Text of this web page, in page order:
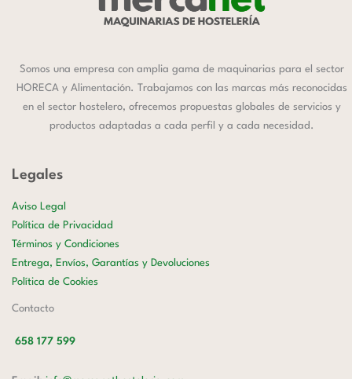
Somos una empresa con amplia gama de maquinarias para el sector
HORECA y Alimentación. Trabajamos con las marcas más reconocidas
en el sector hostelero, ofrecemos propuestas globales de servicios y
productos adaptadas a cada perfil y a cada necesidad.
Legales
Aviso Legal
Política de Privacidad
Términos y Condiciones
Entrega, Envíos, Garantías y Devoluciones
Política de Cookies
Contacto
658 177 599